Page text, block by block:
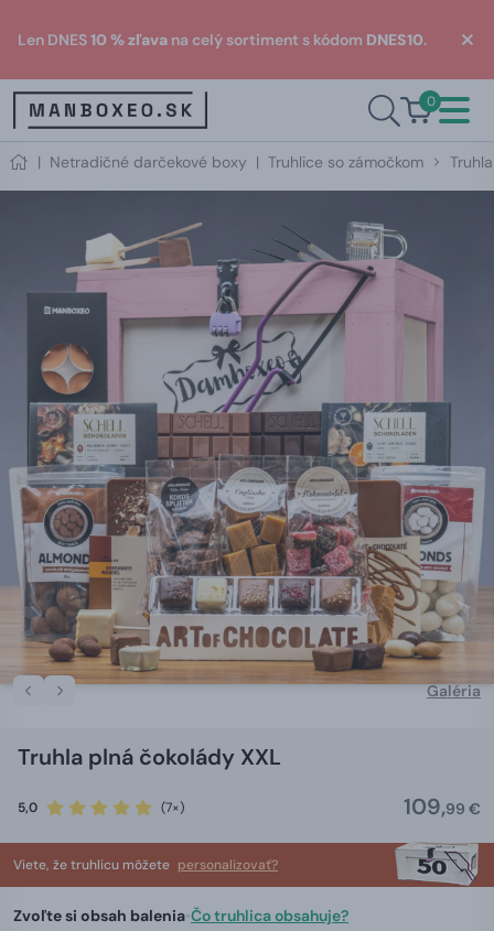
Len DNES10 % zľava na celý sortiment s kódom DNES10.
0
| Netradičné darčekové boxy | Truhlice so zámočkom
Galéria
Truhla plná čokolády XXL
5,0 (7×) 109,99 €
Viete, že truhlicu môžete personalizovať?
Zvoľte si obsah balenia•Čo truhlica obsahuje?